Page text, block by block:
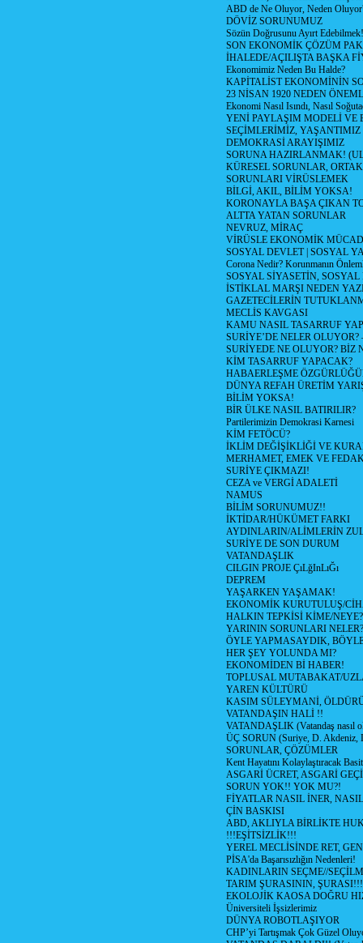
ABD de Ne Oluyor, Neden
DÖVİZ SORUNUMUZ
Sözün Doğrusunu Ayırt Edebilmek!
SON EKONOMİK ÇÖZÜM
İHALEDE/AÇILIŞTA BAŞKA
Ekonomimiz Neden Bu Halde?
KAPİTALİST EKONOMİNİN
23 NİSAN 1920 NEDEN
Ekonomi Nasıl Isındı, Nasıl
YENİ PAYLAŞIM MODELİ VE
SEÇİMLERİMİZ, YAŞANTIMIZ
DEMOKRASİ ARAYIŞIMIZ
SORUNA HAZIRLANMAK!
KÜRESEL SORUNLAR,
SORUNLARI VİRÜSLEMEK
BİLGİ, AKIL, BİLİM YOKSA!
KORONAYLA BAŞA ÇIKAN
ALTTA YATAN SORUNLAR
NEVRUZ, MİRAÇ
VİRÜSLE EKONOMİK
SOSYAL DEVLET | SOSYAL
Corona Nedir? Korunmanın
SOSYAL SİYASETİN,
İSTİKLAL MARŞI NEDEN
GAZETECİLERİN
MECLİS KAVGASI
KAMU NASIL TASARRUF
SURİYE’DE NELER OLUYOR?
SURİYEDE NE OLUYOR? BİZ
KİM TASARRUF YAPACAK?
HABAERLEŞME
DÜNYA REFAH ÜRETİM
BİLİM YOKSA!
BİR ÜLKE NASIL BATIRILIR?
Partilerimizin Demokrasi Karnesi
KİM FETÖCÜ?
İKLİM DEĞİŞİKLİĞİ VE
MERHAMET, EMEK VE
SURİYE ÇIKMAZI!
CEZA ve VERGİ ADALETİ
NAMUS
BİLİM SORUNUMUZ!!
İKTİDAR/HÜKÜMET FARKI
AYDINLARIN/ALİMLERİN
SURİYE DE SON DURUM
VATANDAŞLIK
CILGIN PROJE ÇıLğInLıĞı
DEPREM
YAŞARKEN YAŞAMAK!
EKONOMİK KURUTULUŞ/
HALKIN TEPKİSİ KİME/NEYE?
YARININ SORUNLARI NELER?
ÖYLE YAPMASAYDIK,
HER ŞEY YOLUNDA MI?
EKONOMİDEN Bİ HABER!
TOPLUSAL MUTABAKAT/
YAREN KÜLTÜRÜ
KASIM SÜLEYMANİ,
VATANDAŞIN HALİ !!
VATANDAŞLIK (Vatandaş nasıl
ÜÇ SORUN (Suriye, D. Akdeniz,
SORUNLAR, ÇÖZÜMLER
Kent Hayatını Kolaylaştıracak
ASGARİ ÜCRET, ASGARİ
SORUN YOK!! YOK MU?!
FİYATLAR NASIL İNER,
ÇİN BASKISI
ABD, AKLIYLA BİRLİKTE
!!!EŞİTSİZLİK!!!
YEREL MECLİSİNDE RET,
PİSA'da Başarısızlığın Nedenleri!
KADINLARIN SEÇME//
TARIM ŞURASININ, ŞURASI!!!
EKOLOJİK KAOSA DOĞRU
Üniversiteli İşsizlerimiz
DÜNYA ROBOTLAŞIYOR
CHP’yi Tartışmak Çok Güzel